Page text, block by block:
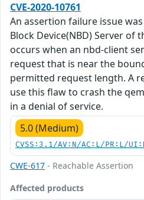
CVE-2020-10761
An assertion failure issue
Block Device(NBD) Server of
occurs when an nbd-client
request that is near the
permitted request length. A
use this flaw to crash the
in a denial of service.
5.0 (Medium)
CVSS:3.1/AV:N/AC:L/PR:L/
CWE-617 - Reachable Assertion
Affected products